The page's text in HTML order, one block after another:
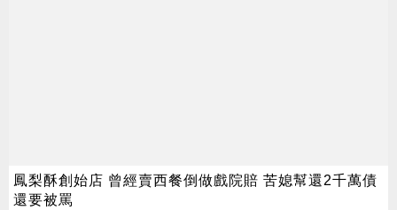
鳳梨酥創始店 曾經賣西餐倒做戲院賠 苦媳幫還2千萬債
還要被罵